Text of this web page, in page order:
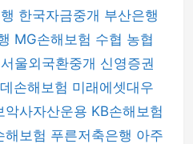
한국자금중개 부산은행
MG손해보험 수협 농협
서울외국환중개 신영증권
손해보험 미래에셋대우
악사자산운용 KB손해보험
해보험 푸른저축은행 아주